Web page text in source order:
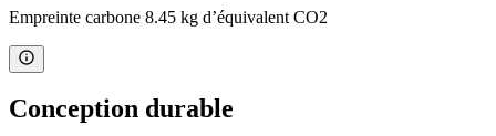
Empreinte carbone 8.45 kg d’équivalent CO2
Conception durable